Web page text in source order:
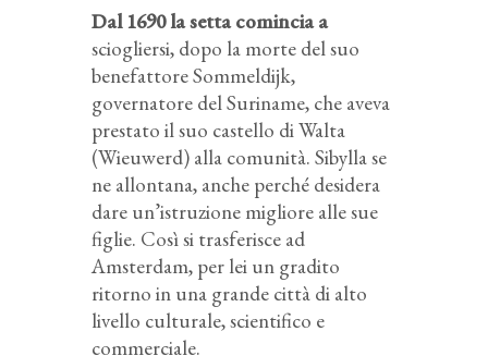
Dal 1690 la setta comincia a
sciogliersi, dopo la morte del suo
benefattore Sommeldijk,
governatore del Suriname, che aveva
prestato il suo castello di Walta
(Wieuwerd) alla comunità. Sibylla se
ne allontana, anche perché desidera
dare un’istruzione migliore alle sue
figlie. Così si trasferisce ad
Amsterdam, per lei un gradito
ritorno in una grande città di alto
livello culturale, scientifico e
commerciale.